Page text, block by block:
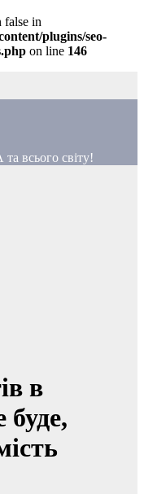
false in
plugins/seo-
on line 146
всього світу!
в
буде,